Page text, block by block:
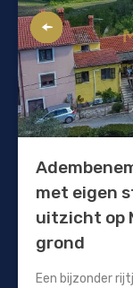
met eigen
uitzicht op
grond
Een bijzonder